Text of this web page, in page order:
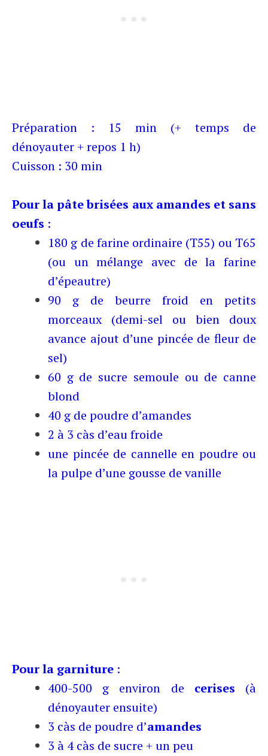
Préparation : 15 min (+ temps de
dénoyauter + repos 1 h)
Cuisson : 30 min
Pour la pâte brisées aux amandes et sans
oeufs :
180 g de farine ordinaire (T55) ou T65
(ou un mélange avec de la farine
d’épeautre)
90 g de beurre froid en petits
morceaux (demi-sel ou bien doux
avance ajout d’une pincée de fleur de
sel)
60 g de sucre semoule ou de canne
blond
40 g de poudre d’amandes
2 à 3 càs d’eau froide
une pincée de cannelle en poudre ou
la pulpe d’une gousse de vanille
Pour la garniture :
400-500 g environ de
cerises (à
dénoyauter ensuite)
3 càs de poudre d’amandes
3 à 4 càs de sucre + un peu